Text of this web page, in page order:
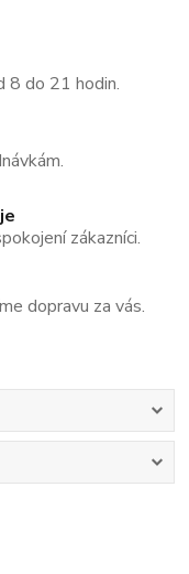
8 do 21 hodin.
zákazníci.
dopravu za vás.